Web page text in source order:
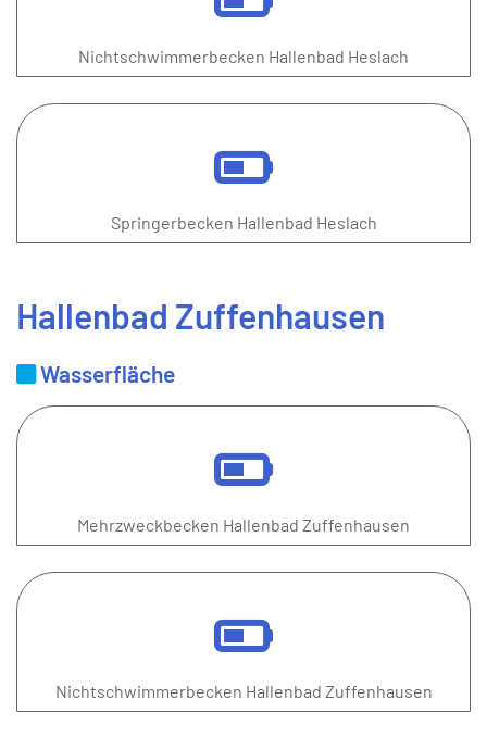
Nichtschwimmerbecken Hallenbad Heslach
Springerbecken Hallenbad Heslach
Hallenbad Zuffenhausen
Wasserfläche
Mehrzweckbecken Hallenbad Zuffenhausen
Nichtschwimmerbecken Hallenbad Zuffenhausen